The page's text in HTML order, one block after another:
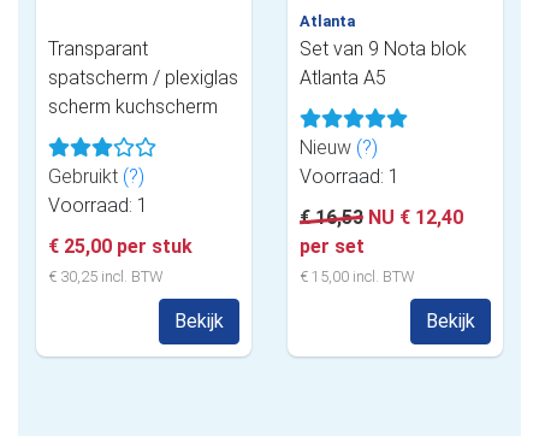
Transparant
spatscherm / plexiglas
scherm kuchscherm
Gebruikt (?)
Voorraad: 1
€ 25,00 per stuk
€ 30,25 incl. BTW
Bekijk
Atlanta
Set van 9 Nota blok
Atlanta A5
Nieuw (?)
Voorraad: 1
€ 16,53 NU € 12,40
per set
€ 15,00 incl. BTW
Bekijk